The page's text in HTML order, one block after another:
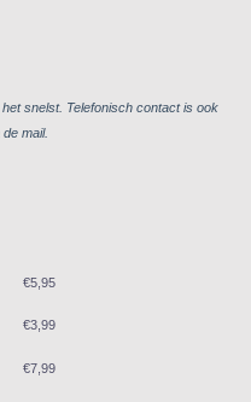
snelst. Telefonisch contact is ook
mail.
€5,95
€3,99
€7,99